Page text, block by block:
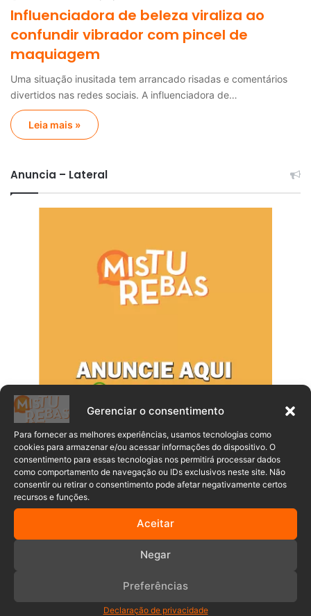
Gerenciar o consentimento
Para fornecer as melhores experiências, usamos tecnologias como
cookies para armazenar e/ou acessar informações do dispositivo. O
consentimento para essas tecnologias nos permitirá processar dados
como comportamento de navegação ou IDs exclusivos neste site. Não
consentir ou retirar o consentimento pode afetar negativamente certos
recursos e funções.
Aceitar
Negar
Preferências
Declaração de privacidade
Influenciadora de beleza viraliza ao
confundir vibrador com pincel de
maquiagem
Uma situação inusitada tem arrancado risadas e comentários
divertidos nas redes sociais. A influenciadora de…
Leia mais »
Anuncia – Lateral
Populares Recentes
Mulher morre após ser esfaqueada
pelo filho de 17 anos em Jaraguá do Sul
07/08/2026
Bebê de quase 5 kg surpreende e bate
recorde em hospital de SC